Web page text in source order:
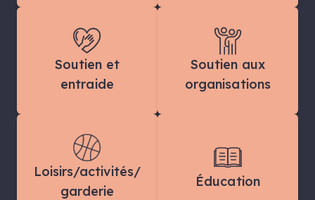
Soutien et
entraide
Soutien aux
organisations
Loisirs/activités/
garderie
Éducation